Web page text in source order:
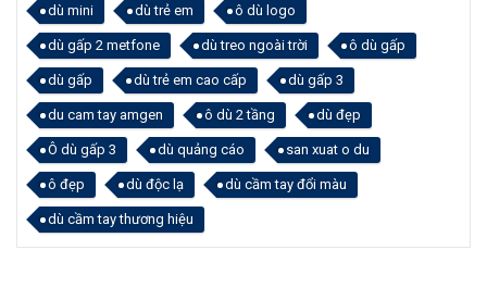
dù mini dù trẻ em ô dù logo
dù gấp 2 metfone dù treo ngoài trời ô dù gấp
dù gấp dù trẻ em cao cấp dù gấp 3
du cam tay amgen ô dù 2 tầng dù đẹp
Ô dù gấp 3 dù quảng cáo san xuat o du
ô đẹp dù độc lạ dù cầm tay đổi màu
dù cầm tay thương hiệu